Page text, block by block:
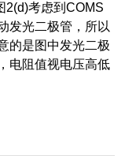
2(d)考虑到COMS
发光二极管，所以
的是图中发光二极
电阻值视电压高低